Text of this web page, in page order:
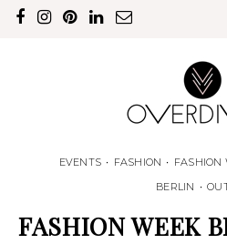
EVENTS • FASHION • FASHION
BERLIN •
FASHION WEEK